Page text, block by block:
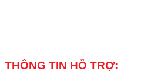
THÔNG TIN HỖ TRỢ: